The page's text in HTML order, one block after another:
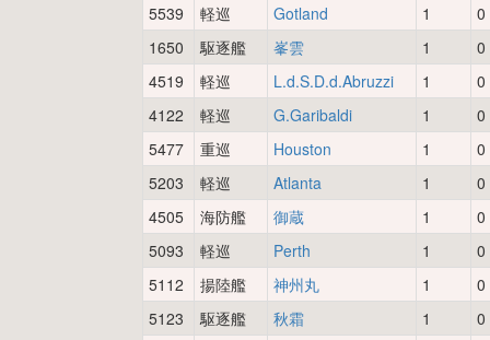
5539
軽巡 Gotland 1
0
1650
駆逐艦 峯雲 1
0
4519
軽巡 L.d.S.D.d.Abruzzi 1
0
4122
軽巡 G.Garibaldi 1
0
5477
重巡 Houston 1
0
5203
軽巡 Atlanta 1
0
4505
海防艦 御蔵 1
0
5093
軽巡 Perth 1
0
5112
揚陸艦 神州丸 1
0
5123
駆逐艦 秋霜 1
0